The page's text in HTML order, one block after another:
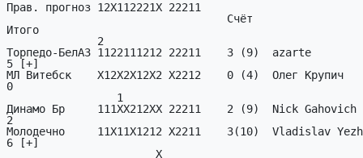
Прав. прогноз 12X112221X 22211
Итого
Торпедо-БелАЗ 1122111212 22211    3 (9)  azarte
5 [+]
МЛ Витебск    X12X2X12X2 X2212    0 (4)  Олег
0
Динамо Бр     111XX212XX 22211    2 (9)  Nick
2
Молодечно     11X11X1212 X2211    3(10)  Vladislav
6 [+]